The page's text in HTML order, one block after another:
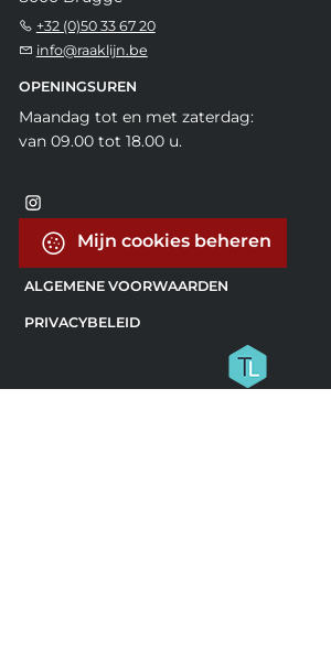
+32 (0)50 33 67 20
info@raaklijn.be
OPENINGSUREN
Maandag tot en met zaterdag:
van 09.00 tot 18.00 u.
Mijn cookies beheren
ALGEMENE VOORWAARDEN
PRIVACYBELEID